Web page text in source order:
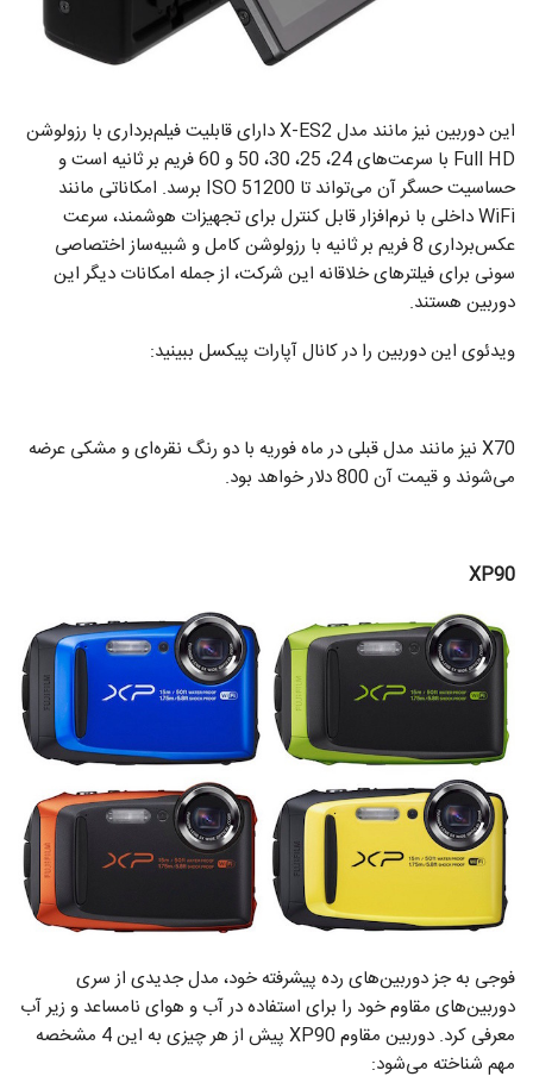
این دوربین نیز مانند مدل X-ES2 دارای قابلیت فیلم‌برداری با رزولوشن
Full HD با سرعت‌های 24، 25، 30، 50 و 60 فریم بر ثانیه است و
حساسیت حسگر آن می‌تواند تا 51200 ISO برسد. امکاناتی مانند
WiFi داخلی با نرم‌افزار قابل کنترل برای تجهیزات هوشمند، سرعت
عکس‌برداری 8 فریم بر ثانیه با رزولوشن کامل و شبیه‌ساز اختصاصی
سونی برای فیلتر‌های خلاقانه این شرکت، از جمله امکانات دیگر این
دوربین هستند.
ویدئوی این دوربین را در کانال آپارات پیکسل ببینید:
X70 نیز مانند مدل قبلی در ماه فوریه با دو رنگ نقره‌ای و مشکی عرضه
می‌شوند و قیمت آن 800 دلار خواهد بود.
XP90
فوجی به جز دوربین‌های رده پیشرفته خود، مدل جدیدی از سری
دوربین‌های مقاوم خود را برای استفاده در آب و هوای نامساعد و زیر آب
معرفی کرد. دوربین‌ مقاوم XP90 پیش از هر چیزی به این 4 مشخصه
مهم شناخته می‌شود: